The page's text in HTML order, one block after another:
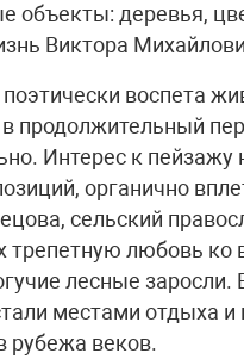
объекты: деревья,
Виктора
воспета
продолжительный
Интерес к пейзажу
органично
сельский
трепетную любовь
лесные
местами отдыха и
рубежа веков.